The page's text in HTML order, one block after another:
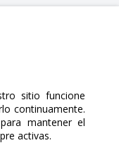
Today is Viernes,
sitio funcione
continuamente.
mantener el
activas.